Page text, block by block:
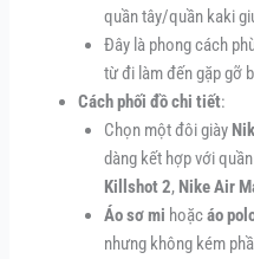
quần tây/quần kaki
Đây là phong cách
từ đi làm đến gặp gỡ
Cách phối đồ chi tiết:
Chọn một đôi giày
dàng kết hợp với
Killshot 2, Nike Air
Áo sơ mi hoặcáo
nhưng không kém